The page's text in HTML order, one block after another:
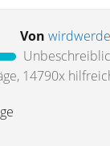
Von
14790x